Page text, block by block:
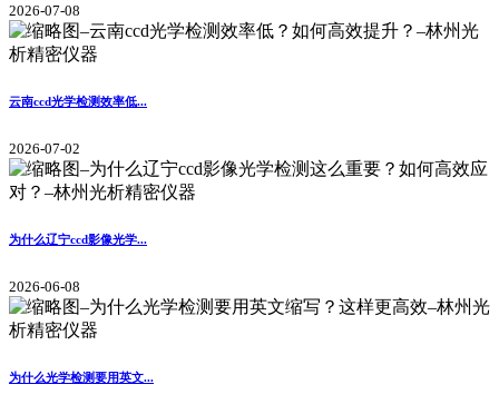
2026-07-08
云南ccd光学检测效率低...
2026-07-02
为什么辽宁ccd影像光学...
2026-06-08
为什么光学检测要用英文...